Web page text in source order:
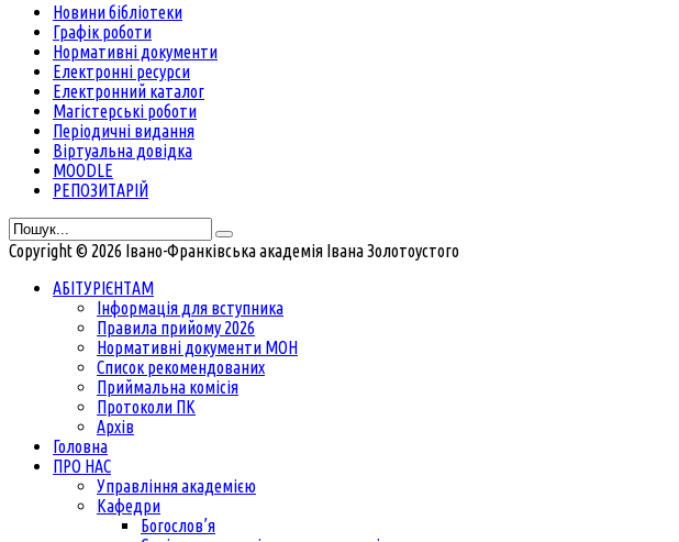
Новини бібліотеки
Графік роботи
Нормативні документи
Електронні ресурси
Електронний каталог
Магістерські роботи
Періодичні видання
Віртуальна довідка
MOODLE
РЕПОЗИТАРІЙ
Copyright © 2026 Івано-Франківська академія Івана Золотоустого
АБІТУРІЄНТАМ
Інформація для вступника
Правила прийому 2026
Нормативні документи МОН
Список рекомендованих
Приймальна комісія
Протоколи ПК
Архів
Головна
ПРО НАС
Управління академією
Кафедри
Богослов’я